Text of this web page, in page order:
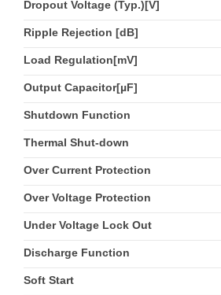
Dropout Voltage (Typ.)[V]
Ripple Rejection [dB]
Load Regulation[mV]
Output Capacitor[µF]
Shutdown Function
Thermal Shut-down
Over Current Protection
Over Voltage Protection
Under Voltage Lock Out
Discharge Function
Soft Start